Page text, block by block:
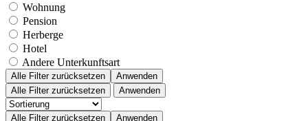
Wohnung
Pension
Herberge
Hotel
Andere Unterkunftsart
Alle Filter zurücksetzen
Anwenden
Alle Filter zurücksetzen
Anwenden